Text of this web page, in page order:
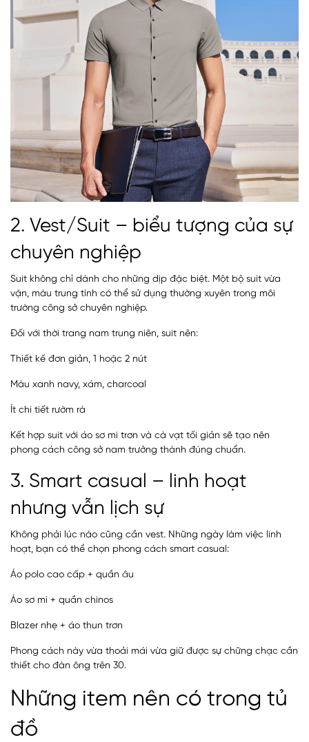
2. Vest/Suit – biểu tượng của sự
chuyên nghiệp
Suit không chỉ dành cho những dịp đặc biệt. Một bộ suit vừa
vặn, màu trung tính có thể sử dụng thường xuyên trong môi
trường công sở chuyên nghiệp.
Đối với thời trang nam trung niên, suit nên:
Thiết kế đơn giản, 1 hoặc 2 nút
Màu xanh navy, xám, charcoal
Ít chi tiết rườm rà
Kết hợp suit với áo sơ mi trơn và cà vạt tối giản sẽ tạo nên
phong cách công sở nam trưởng thành đúng chuẩn.
3. Smart casual – linh hoạt
nhưng vẫn lịch sự
Không phải lúc nào cũng cần vest. Những ngày làm việc linh
hoạt, bạn có thể chọn phong cách smart casual:
Áo polo cao cấp + quần âu
Áo sơ mi + quần chinos
Blazer nhẹ + áo thun trơn
Phong cách này vừa thoải mái vừa giữ được sự chững chạc cần
thiết cho đàn ông trên 30.
Những item nên có trong tủ
đồ